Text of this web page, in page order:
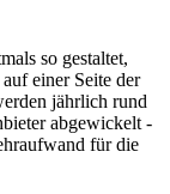
so gestaltet,
einer Seite der
jährlich rund
abgewickelt -
für die